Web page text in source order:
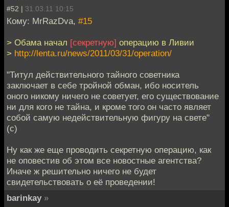
#52 | 31.03.11 10:15
Кому: MrRazDva, #15
> Обама начал [секретную] операцию в Ливии
> http://lenta.ru/news/2011/03/31/operation/
"Титул действительного тайного советника
заключает в себе тройной обман, ибо носитель
оного никому ничего не советует, его существование
ни для кого не тайна, и кроме того он часто являет
собой самую недействительную фигуру на свете"
(с)
Ну как же еще проводить секретную операцию, как
не оповестив об этом все новостные агентства?
Иначе ж решительно ничего не будет
свидетельствовать о её проведении!
barinkay »